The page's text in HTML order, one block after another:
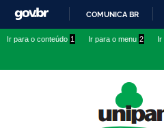
conteúdo
IR
O
COMUNICA BR
Ir para o conteúdo 1 Ir para o menu 2 Ir